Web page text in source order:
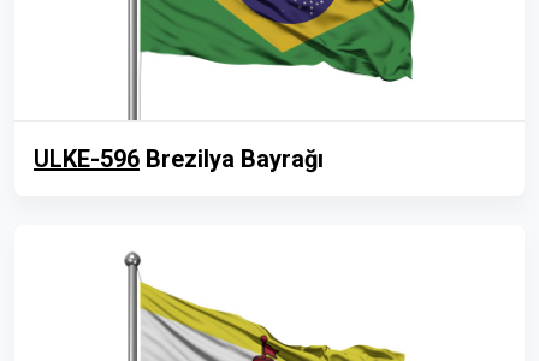
ULKE-596 Brezilya Bayrağı